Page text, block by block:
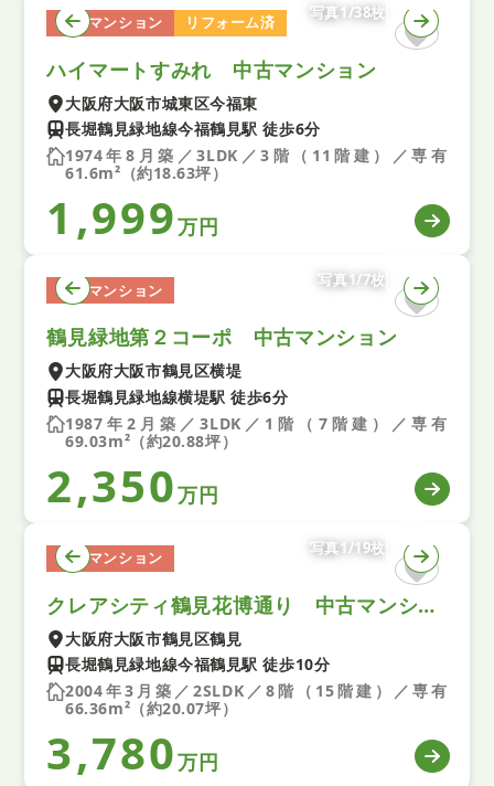
中古マンション リフォーム済
写真1/38枚
ハイマートすみれ 中古マンション
大阪府大阪市城東区今福東
長堀鶴見緑地線今福鶴見駅 徒歩6分
1974年8月築／3LDK／3階（11階建）／専有
61.6m²（約18.63坪）
1,999万円
中古マンション
写真1/7枚
鶴見緑地第２コーポ 中古マンション
大阪府大阪市鶴見区横堤
長堀鶴見緑地線横堤駅 徒歩6分
1987年2月築／3LDK／1階（7階建）／専有
69.03m²（約20.88坪）
2,350万円
中古マンション
写真1/19枚
クレアシティ鶴見花博通り 中古マンション
大阪府大阪市鶴見区鶴見
長堀鶴見緑地線今福鶴見駅 徒歩10分
2004年3月築／2SLDK／8階（15階建）／専有
66.36m²（約20.07坪）
3,780万円